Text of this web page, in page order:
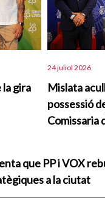
gira
24 juliol 2026
Mislata
possessió
Comissaria
que PP i VOX
a la ciutat